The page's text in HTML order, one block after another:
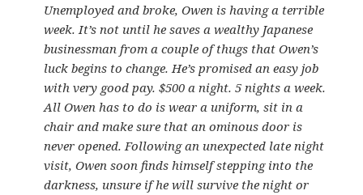
Unemployed and broke, Owen is having a terrible
week. It’s not until he saves a wealthy Japanese
businessman from a couple of thugs that Owen’s
luck begins to change. He’s promised an easy job
with very good pay. $500 a night. 5 nights a week.
All Owen has to do is wear a uniform, sit in a
chair and make sure that an ominous door is
never opened. Following an unexpected late night
visit, Owen soon finds himself stepping into the
darkness, unsure if he will survive the night or